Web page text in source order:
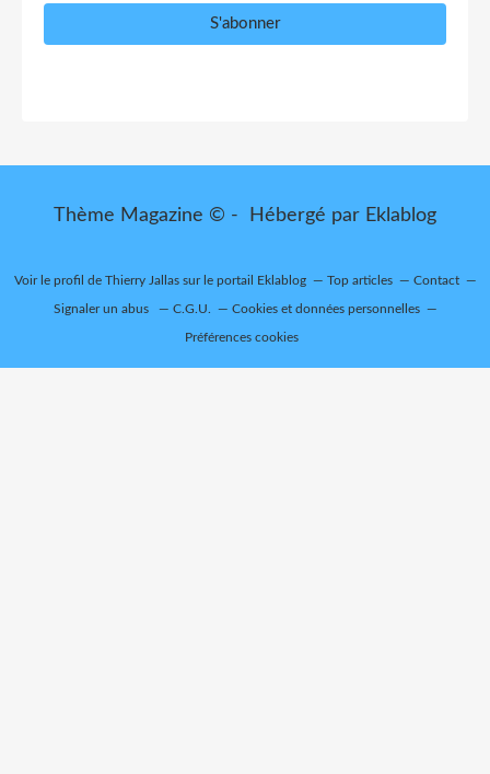
Thème Magazine © - Hébergé par Eklablog
Voir le profil de Thierry Jallassur le portail Eklablog Top articles Contact
Signaler un abus C.G.U. Cookies et données personnelles
Préférences cookies